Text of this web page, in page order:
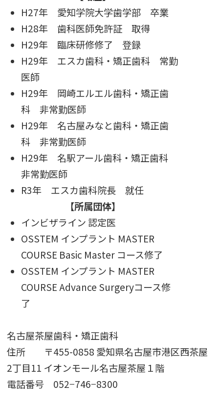
H27年 愛知学院大学歯学部 卒業
H28年 歯科医師免許証 取得
H29年 臨床研修修了 登録
H29年 エスカ歯科・矯正歯科 常勤
医師
H29年 岡崎エルエル歯科・矯正歯
科 非常勤医師
H29年 名古屋みなと歯科・矯正歯
科 非常勤医師
H29年 名駅アール歯科・矯正歯科
非常勤医師
R3年 エスカ歯科院長 就任
【所属団体】
インビザライン 認定医
OSSTEM インプラント MASTER
COURSE Basic Master コース修了
OSSTEM インプラント MASTER
COURSE Advance Surgeryコース修
了
名古屋茶屋歯科・矯正歯科
住所 〒455-0858 愛知県名古屋市港区西茶屋
2丁目11 イオンモール名古屋茶屋１階
電話番号 052−746−8300